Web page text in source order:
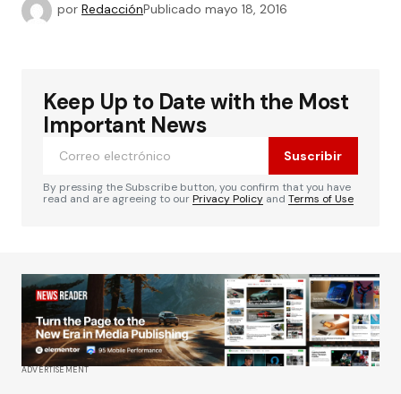
por RedacciónPublicado mayo 18, 2016
Keep Up to Date with the Most
Important News
Suscribir
By pressing the Subscribe button, you confirm that you have
read and are agreeing to ourPrivacy Policy and Terms of Use
ADVERTISEMENT